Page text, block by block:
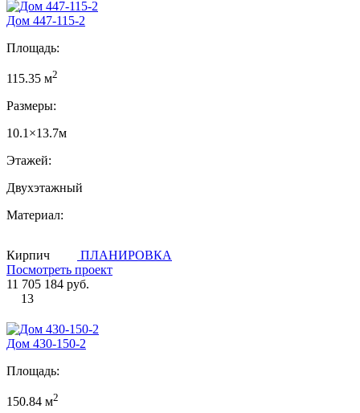
Дом 447-115-2
Площадь:
115.35 м2
Размеры:
10.1×13.7м
Этажей:
Двухэтажный
Материал:
Кирпич
ПЛАНИРОВКА
Посмотреть проект
11 705 184 руб.
13
Дом 430-150-2
Площадь:
150.84 м2